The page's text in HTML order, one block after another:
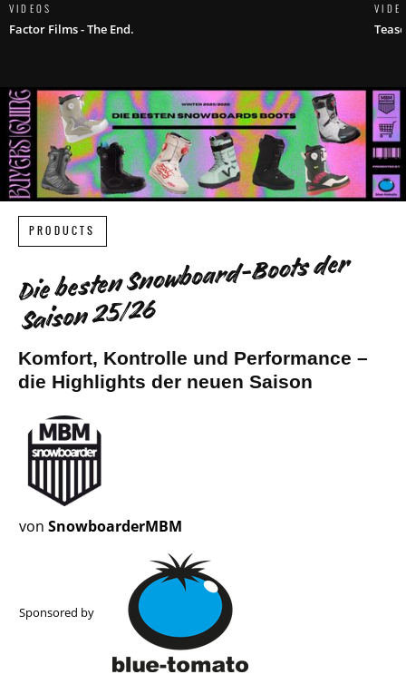
VIDEOS
Factor Films - The End.
PRODUCTS
Die besten Snowboard-Boots der
Saison 25/26
Komfort, Kontrolle und Performance –
die Highlights der neuen Saison
von SnowboarderMBM
Sponsored by